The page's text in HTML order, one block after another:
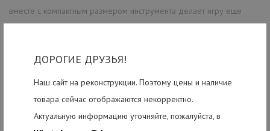
ДОРОГИЕ ДРУЗЬЯ!
Наш сайт на реконструкции. Поэтому цены и наличие
товара сейчас отображаются некорректно.
Актуальную информацию уточняйте, пожалуйста, в
вместе с компактным размером инструмента делает игру еще
РЕКОМЕНДУЕМЫЕ ТОВАРЫ